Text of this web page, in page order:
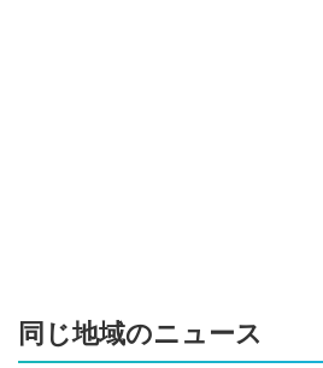
同じ地域のニュース